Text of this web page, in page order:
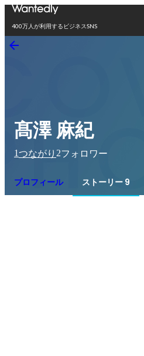
400万人が利用するビジネスSNS
髙澤 麻紀
1つながり 2フォロワー
プロフィール ストーリー 9